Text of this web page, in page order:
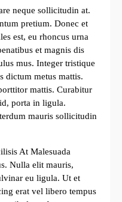
neque sollicitudin at.
pretium. Donec et
est, eu rhoncus urna
et magnis dis
mus. Integer tristique
dictum metus mattis.
mattis. Curabitur
porta in ligula.
mauris sollicitudin
At Malesuada
Nulla elit mauris,
eu ligula. Ut et
erat vel libero tempus